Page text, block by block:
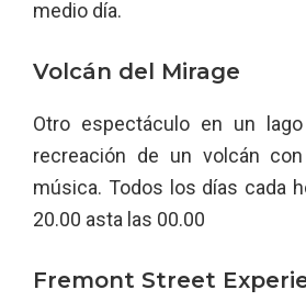
medio día.
Volcán del Mirage
Otro espectáculo en un
recreación de un volcán
música. Todos los días cada
20.00 asta las 00.00
Fremont Street